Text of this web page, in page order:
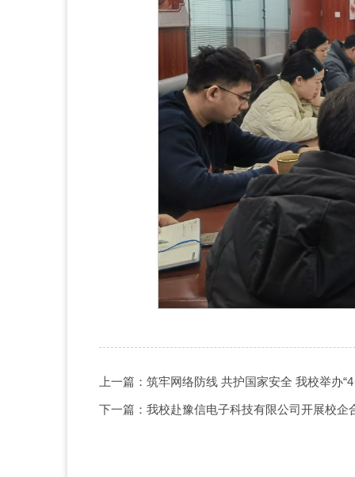
上一篇：筑牢网络防线 共护国家安全 我校举办
下一篇：我校赴豫信电子科技有限公司开展校企